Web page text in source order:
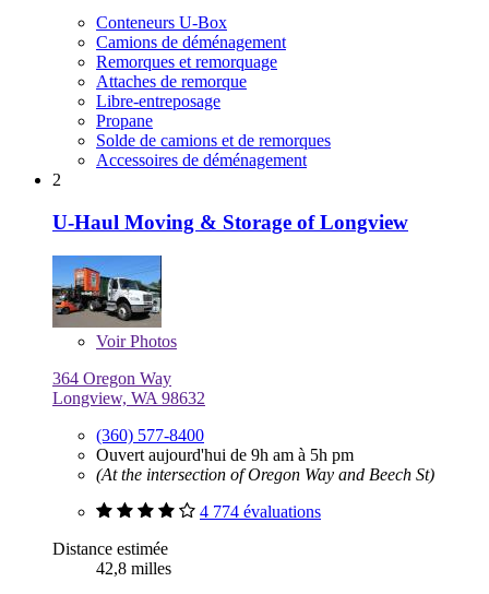
Conteneurs U-Box
Camions de déménagement
Remorques et remorquage
Attaches de remorque
Libre-entreposage
Propane
Solde de camions et de remorques
Accessoires de déménagement
2
U-Haul Moving & Storage of Longview
VoirPhotos
364 Oregon Way
Longview, WA 98632
(360) 577-8400
Ouvert aujourd'hui de 9h am à 5h pm
(At the intersection of Oregon Way and Beech St)
4 774 évaluations
Distance estimée
42,8 milles